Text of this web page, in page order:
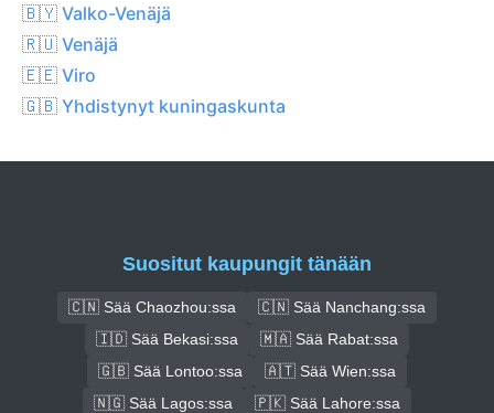
🇧🇾 Valko-Venäjä
🇷🇺 Venäjä
🇪🇪 Viro
🇬🇧 Yhdistynyt kuningaskunta
Suositut kaupungit tänään
🇨🇳 Sää Chaozhou:ssa
🇨🇳 Sää Nanchang:ssa
🇮🇩 Sää Bekasi:ssa
🇲🇦 Sää Rabat:ssa
🇬🇧 Sää Lontoo:ssa
🇦🇹 Sää Wien:ssa
🇳🇬 Sää Lagos:ssa
🇵🇰 Sää Lahore:ssa